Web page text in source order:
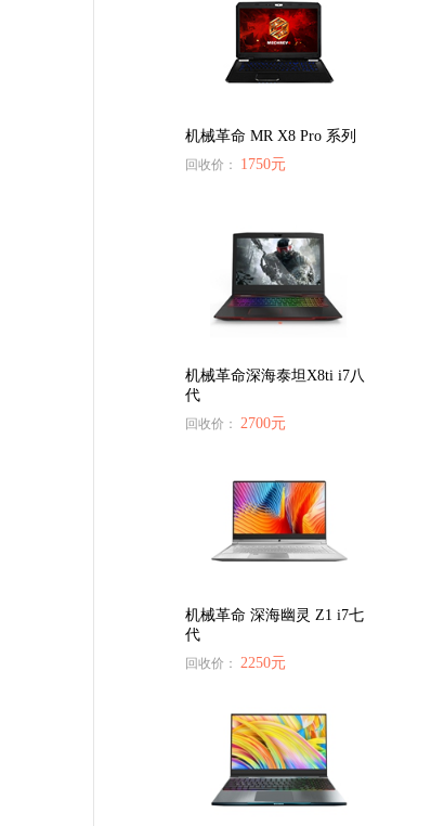
机械革命 MR X8 Pro 系列
回收价： 1750元
机械革命深海泰坦X8ti i7八
代
回收价： 2700元
机械革命 深海幽灵 Z1 i7七
代
回收价： 2250元